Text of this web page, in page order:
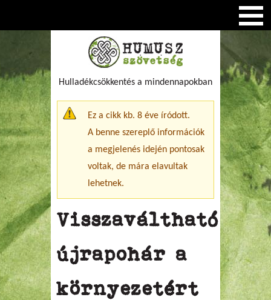
Hulladékcsökkentés a mindennapokban
Figyelmeztető üzenet
Ez a cikk kb. 8 éve íródott.
A benne szereplő információk
a megjelenés idején pontosak
voltak, de mára elavultak
lehetnek.
Visszaváltható
újrapohár a
környezetért